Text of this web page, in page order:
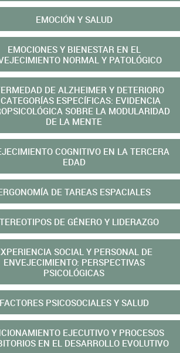
EMOCIÓN Y SALUD
EMOCIONES Y BIENESTAR EN EL
NORMAL Y PATOLÓGICO
DE ALZHEIMER Y DETERIORO
ESPECÍFICAS: EVIDENCIA
SOBRE LA MODULARIDAD
DE LA MENTE
COGNITIVO EN LA TERCERA
EDAD
DE TAREAS ESPACIALES
DE GÉNERO Y LIDERAZGO
SOCIAL Y PERSONAL DE
ENVEJECIMIENTO: PERSPECTIVAS
PSICOLÓGICAS
FACTORES PSICOSOCIALES Y SALUD
EJECUTIVO Y PROCESOS
EN EL DESARROLLO EVOLUTIVO